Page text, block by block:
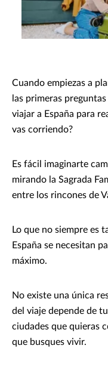
Cuando empiezas a
las primeras
viajar a España para
vas corriendo?
Es fácil imaginarte
mirando la Sagrada
entre los rincones de
Lo que no siempre es
España se necesitan
máximo.
No existe una única
del viaje depende de
ciudades que quieras
que busques vivir.